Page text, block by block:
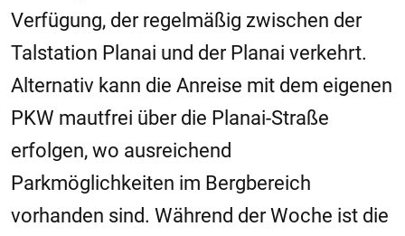
Verfügung, der regelmäßig zwischen der
Talstation Planai und der Planai verkehrt.
Alternativ kann die Anreise mit dem eigenen
PKW mautfrei über die Planai-Straße
erfolgen, wo ausreichend
Parkmöglichkeiten im Bergbereich
vorhanden sind. Während der Woche ist die